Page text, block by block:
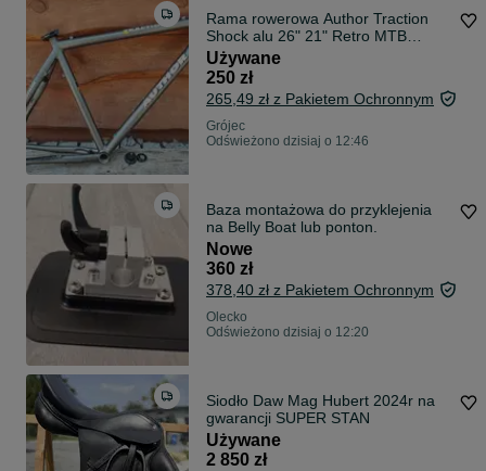
Rama rowerowa Author Traction
Shock alu 26" 21" Retro MTB
Ritchey
Używane
250 zł
265,49 zł z Pakietem Ochronnym
Grójec
Odświeżono dzisiaj o 12:46
Baza montażowa do przyklejenia
na Belly Boat lub ponton.
Nowe
360 zł
378,40 zł z Pakietem Ochronnym
Olecko
Odświeżono dzisiaj o 12:20
Siodło Daw Mag Hubert 2024r na
gwarancji SUPER STAN
Używane
2 850 zł